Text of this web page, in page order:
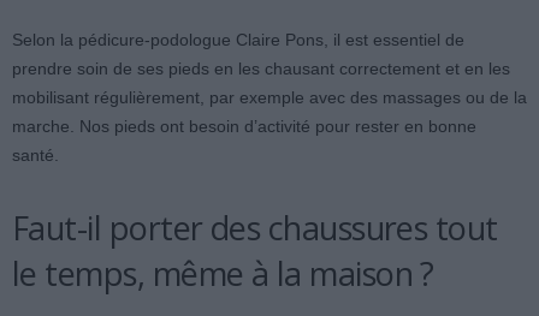
Selon la pédicure-podologue Claire Pons, il est essentiel de
prendre soin de ses pieds en les chausant correctement et en les
mobilisant régulièrement, par exemple avec des massages ou de la
marche. Nos pieds ont besoin d’activité pour rester en bonne
santé.
Faut-il porter des chaussures tout
le temps, même à la maison ?